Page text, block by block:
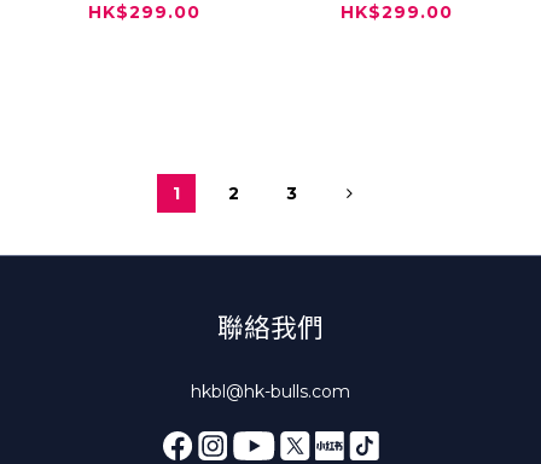
HK$299.00 HK$299.00
1 2 3
聯絡我們
hkbl@hk-bulls.com